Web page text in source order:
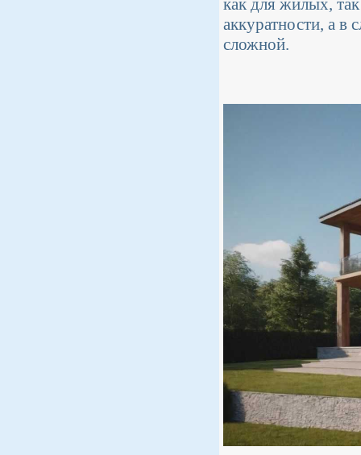
как для жилых,
аккуратности, а в
сложной.